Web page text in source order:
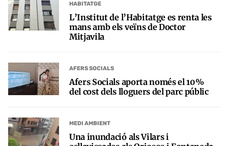
HABITATGE
L’Institut de l’Habitatge es renta les
mans amb els veïns de Doctor
Mitjavila
AFERS SOCIALS
Afers Socials aporta només el 10%
del cost dels lloguers del parc públic
MEDI AMBIENT
Una inundació als Vilars i